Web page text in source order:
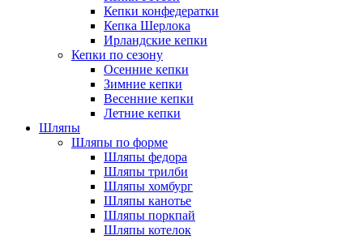
Кепки конфедератки
Кепка Шерлока
Ирландские кепки
Кепки по сезону
Осенние кепки
Зимние кепки
Весенние кепки
Летние кепки
Шляпы
Шляпы по форме
Шляпы федора
Шляпы трилби
Шляпы хомбург
Шляпы канотье
Шляпы поркпай
Шляпы котелок